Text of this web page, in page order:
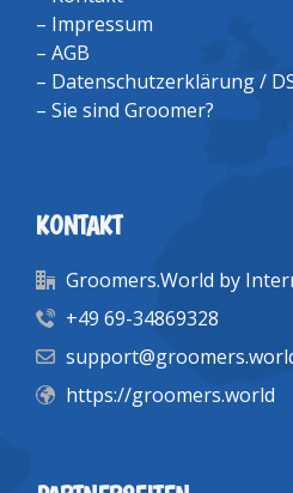
– Impressum
– AGB
– Datenschutzerklärung /
– Sie sind Groomer?
KONTAKT
Groomers.World by
+49 69-34869328
https://groomers.world